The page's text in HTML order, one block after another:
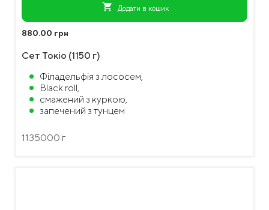
shopping_cart Додати в кошик
880.00 грн
Сет Токіо (1150 г)
Філадельфія з лососем,
Black roll,
смажений з куркою,
запечений з тунцем
1135000 г